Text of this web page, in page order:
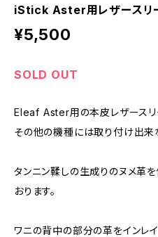
iStick Aster用レザース
¥5,500
SOLD OUT
Eleaf Aster用の本皮レザースリ
その他の機種には取り付け出来
タンニン鞣しの生成りのヌメ革
おります。
ワニの背中の部分の革をインレ